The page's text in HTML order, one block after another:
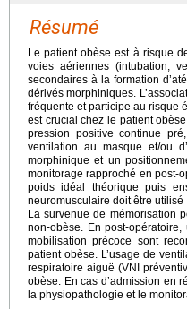
Résumé
Le patient obèse est à risque
voies aériennes (intubation,
secondaires à la formation
dérivés morphiniques.
fréquente et participe au risque
est crucial chez le patient
pression positive continue
ventilation au masque et/ou
morphinique et un
monitorage rapproché en post-
poids idéal théorique puis
neuromusculaire doit être
La survenue de mémorisation
non-obèse. En post-
mobilisation précoce sont
patient obèse. L’usage de
respiratoire aiguë (VNI
obèse. En cas d’admission en
la physiopathologie et le